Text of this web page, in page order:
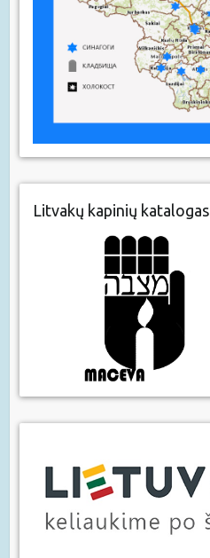
Litvakų kapinių katalogas